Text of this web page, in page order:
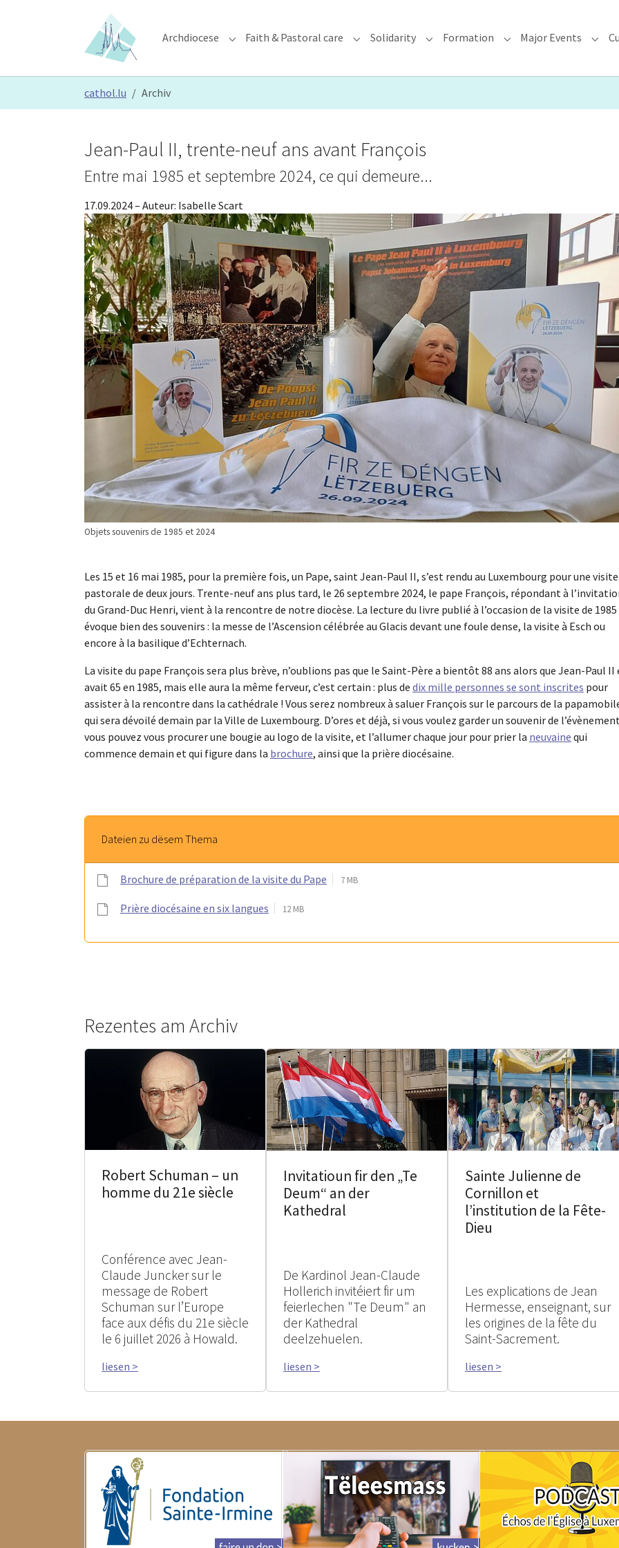
Archdiocese Submenu for "Archdiocese"
Faith & Pastoral care Submenu for "Faith & Pastoral care"
Solidarity Submenu for "Solidarity"
Formation Submenu for
Major Events
cathol.lu Archiv
Objets souvenirs de 1985 et 2024
Jean-Paul II, trente-neuf ans avant François
Entre mai 1985 et septembre 2024, ce qui demeure...
17.09.2024– Auteur: Isabelle Scart
Les 15 et 16 mai 1985, pour la première fois, un Pape, saint Jean-Paul II, s’est rendu au Luxembourg pour une visite
pastorale de deux jours. Trente-neuf ans plus tard, le 26 septembre 2024, le pape François, répondant à
du Grand-Duc Henri, vient à la rencontre de notre diocèse. La lecture du livre publié à l’occasion de la visite de 1985
évoque bien des souvenirs : la messe de l’Ascension célébrée au Glacis devant une foule dense, la visite à Esch ou
encore à la basilique d’Echternach.
La visite du pape François sera plus brève, n’oublions pas que le Saint-Père a bientôt 88 ans alors que Jean-Paul II
avait 65 en 1985, mais elle aura la même ferveur, c’est certain : plus de dix mille personnes se sont inscrites pour
assister à la rencontre dans la cathédrale ! Vous serez nombreux à saluer François sur le parcours de la
qui sera dévoilé demain par la Ville de Luxembourg. D’ores et déjà, si vous voulez garder un souvenir de
vous pouvez vous procurer une bougie au logo de la visite, et l’allumer chaque jour pour prier la neuvaine qui
commence demain et qui figure dans la brochure, ainsi que la prière diocésaine.
Dateien zu dësem Thema
Brochure de préparation de la visite du Pape 7 MB
Prière diocésaine en six langues 12 MB
Rezentes am Archiv
Robert Schuman – un
homme du 21e siècle
Conférence avec Jean-
Claude Juncker sur le
message de Robert
Schuman sur l’Europe
face aux défis du 21e siècle
le 6 juillet 2026 à Howald.
liesen >
Invitatioun fir den „Te
Deum“ an der
Kathedral
De Kardinol Jean-Claude
Hollerich invitéiert fir um
feierlechen "Te Deum" an
der Kathedral
deelzehuelen.
liesen >
Sainte Julienne de
Cornillon et
l’institution de la Fête-
Dieu
Les explications de Jean
Hermesse, enseignant, sur
les origines de la fête du
Saint-Sacrement.
liesen >